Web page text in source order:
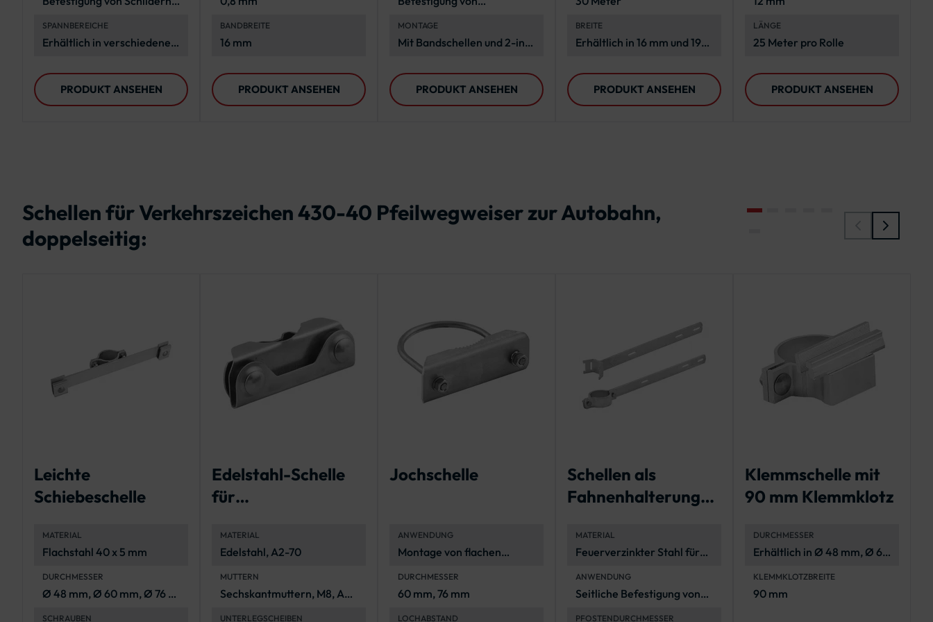
SPANNBEREICHE
Erhältlich in verschiedenen
160 mm Ø
PRODUKT ANSEHEN
BANDBREITE
16 mm
PRODUKT ANSEHEN
MONTAGE
Mit Bandschellen und 2-in-
PRODUKT ANSEHEN
BREITE
Erhältlich in 16 mm und 19
PRODUKT ANSEHEN
LÄNGE
25 Meter pro Rolle
PRODUKT ANSEHEN
Schellen für Verkehrszeichen 430-40 Pfeilwegweiser zur Autobahn,
doppelseitig:
Leichte
Schiebeschelle
MATERIAL
Flachstahl 40 x 5 mm
DURCHMESSER
Ø 48 mm, Ø 60 mm, Ø 76 -
SCHRAUBEN
Edelstahl-Schelle
für
MATERIAL
Edelstahl, A2-70
MUTTERN
Sechskantmuttern, M8, A4-
UNTERLEGSCHEIBEN
Jochschelle
ANWENDUNG
Montage von flachen
DURCHMESSER
60 mm, 76 mm
LOCHABSTAND
Schellen als
Fahnenhalterung
Verkehrszeichen
MATERIAL
Feuerverzinkter Stahl für
ANWENDUNG
Seitliche Befestigung von
PFOSTENDURCHMESSER
Klemmschelle mit
90 mm Klemmklotz
DURCHMESSER
Erhältlich in Ø 48 mm, Ø 60
KLEMMKLOTZBREITE
90 mm